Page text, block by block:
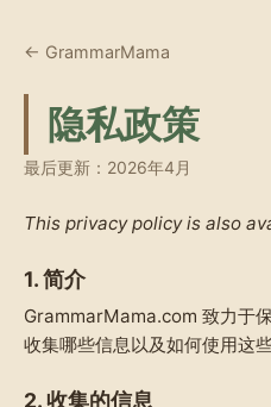
← GrammarMama
隐私政策
最后更新：2026年4月
This privacy policy is also
1. 简介
GrammarMama.com 致力于
收集哪些信息以及如何使用这些
2. 收集的信息